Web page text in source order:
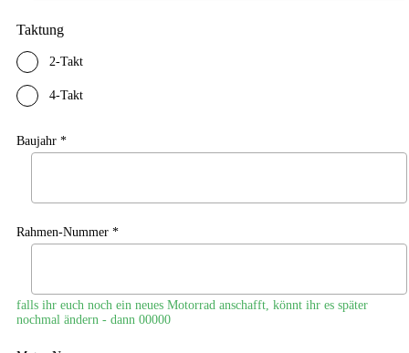
Taktung
2-Takt
4-Takt
Baujahr *
Rahmen-Nummer *
falls ihr euch noch ein neues Motorrad anschafft, könnt ihr es später
nochmal ändern - dann 00000